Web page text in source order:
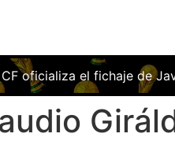
Morcillo: Juventud y